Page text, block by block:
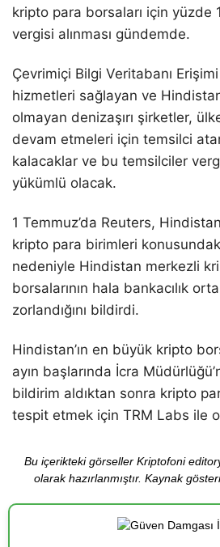
kripto para borsaları için yüzde
vergisi alınması gündemde.
Çevrimiçi Bilgi Veritabanı
hizmetleri sağlayan ve
olmayan denizaşırı şirketler,
devam etmeleri için temsilci
kalacaklar ve bu temsilciler
yükümlü olacak.
1 Temmuz’da Reuters,
kripto para birimleri
nedeniyle Hindistan merkezli
borsalarının hala bankacılık
zorlandığını bildirdi.
Hindistan’ın en büyük kripto
ayın başlarında İcra
bildirim aldıktan sonra kripto para
tespit etmek için TRM Labs ile
Bu içerikteki görseller Kriptofoni
olarak hazırlanmıştır. Kaynak